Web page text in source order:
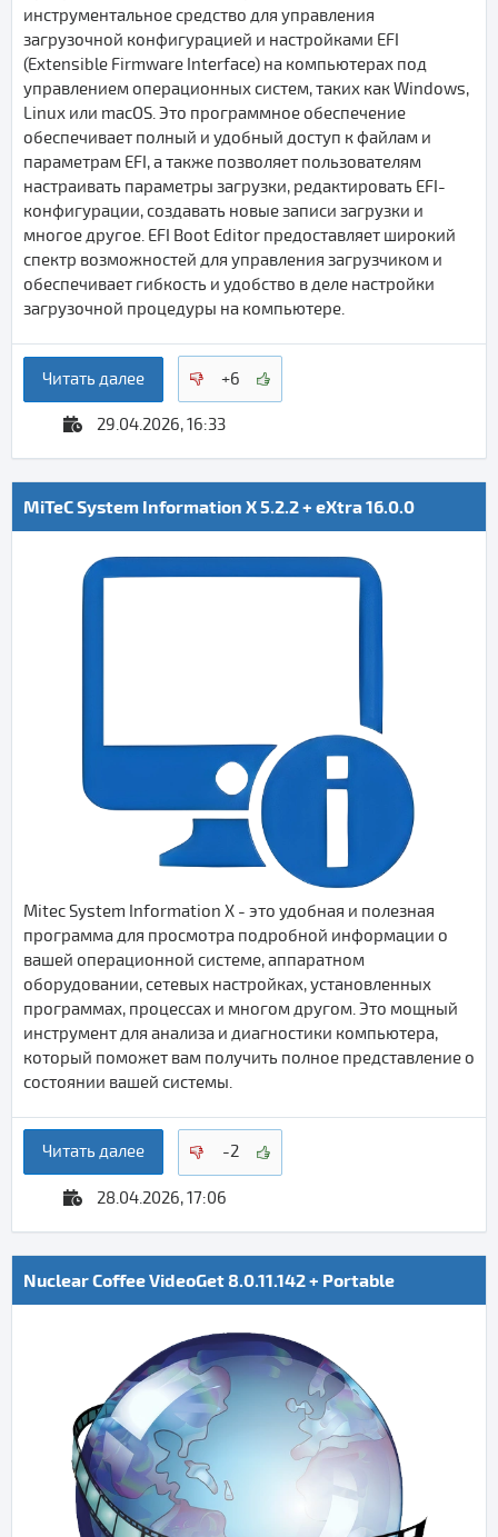
инструментальное средство для управления
загрузочной конфигурацией и настройками EFI
(Extensible Firmware Interface) на компьютерах под
управлением операционных систем, таких как Windows,
Linux или macOS. Это программное обеспечение
обеспечивает полный и удобный доступ к файлам и
параметрам EFI, а также позволяет пользователям
настраивать параметры загрузки, редактировать EFI-
конфигурации, создавать новые записи загрузки и
многое другое. EFI Boot Editor предоставляет широкий
спектр возможностей для управления загрузчиком и
обеспечивает гибкость и удобство в деле настройки
загрузочной процедуры на компьютере.
Читать далее +6
29.04.2026, 16:33
MiTeC System Information X 5.2.2 + eXtra 16.0.0
Mitec System Information X - это удобная и полезная
программа для просмотра подробной информации о
вашей операционной системе, аппаратном
оборудовании, сетевых настройках, установленных
программах, процессах и многом другом. Это мощный
инструмент для анализа и диагностики компьютера,
который поможет вам получить полное представление о
состоянии вашей системы.
Читать далее -2
28.04.2026, 17:06
Nuclear Coffee VideoGet 8.0.11.142 + Portable